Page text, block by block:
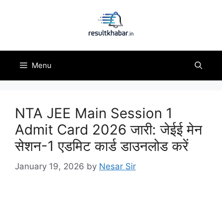
Menu
NTA JEE Main Session 1
Admit Card 2026 जारी: जेईई मेन
सेशन-1 एडमिट कार्ड डाउनलोड करें
January 19, 2026 by Nesar Sir